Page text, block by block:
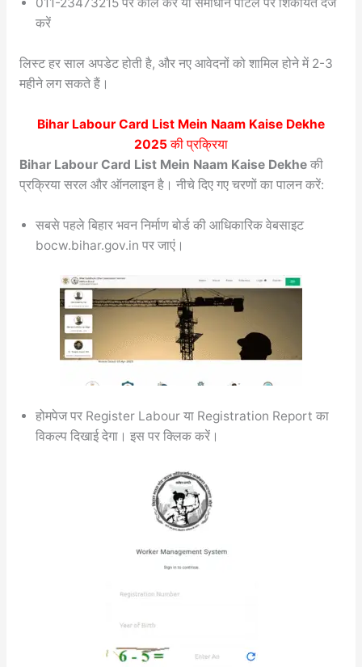
करें
लिस्ट हर साल अपडेट होती है, और नए आवेदनों को शामिल होने में 2-3
महीने लग सकते हैं।
Bihar Labour Card List Mein Naam Kaise Dekhe
2025की प्रक्रिया
Bihar Labour Card List Mein Naam Kaise Dekheकी
प्रक्रिया सरल और ऑनलाइन है। नीचे दिए गए चरणों का पालन करें:
सबसे पहले बिहार भवन निर्माण बोर्ड की आधिकारिक वेबसाइट
bocw.bihar.gov.in पर जाएं।
होमपेज पर Register Labour या Registration Report का
विकल्प दिखाई देगा। इस पर क्लिक करें।